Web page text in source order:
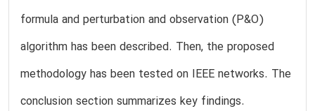
formula and perturbation and observation (P&O)
algorithm has been described. Then, the proposed
methodology has been tested on IEEE networks. The
conclusion section summarizes key findings.